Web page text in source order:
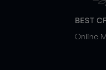
BEST
Online